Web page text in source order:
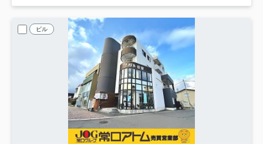
ビル